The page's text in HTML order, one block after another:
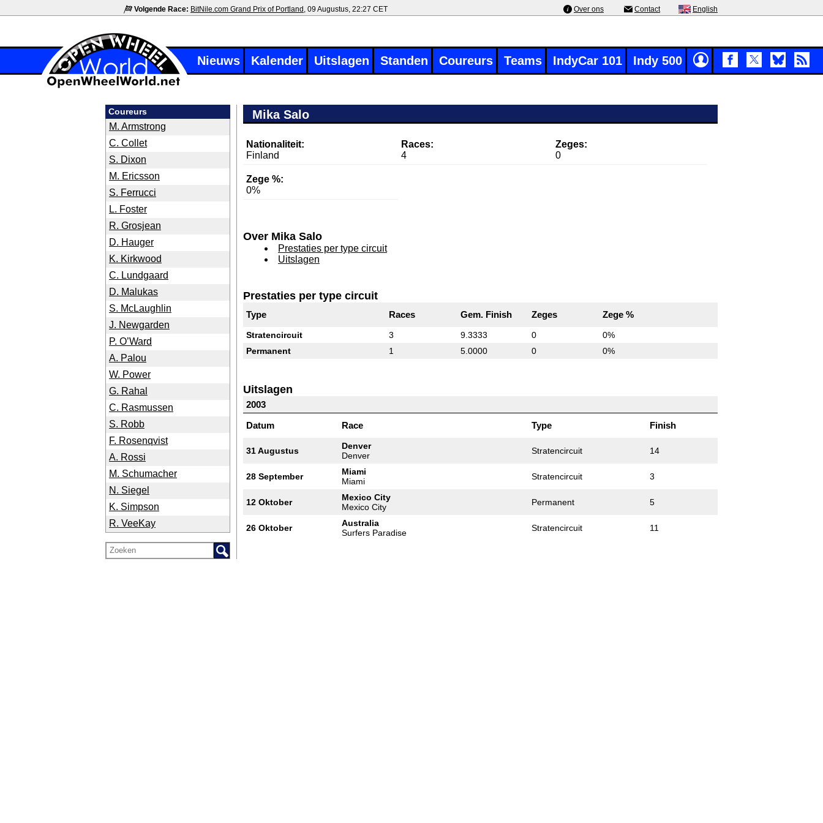
Volgende Race: BitNile.com Grand Prix of Portland , 09 Augustus, 22:27 CET Over ons Contact English
Nieuws Kalender Uitslagen Standen Coureurs Teams IndyCar 101 Indy 500
Coureurs
M. Armstrong
C. Collet
S. Dixon
M. Ericsson
S. Ferrucci
L. Foster
R. Grosjean
D. Hauger
K. Kirkwood
C. Lundgaard
D. Malukas
S. McLaughlin
J. Newgarden
P. O’Ward
A. Palou
W. Power
G. Rahal
C. Rasmussen
S. Robb
F. Rosenqvist
A. Rossi
M. Schumacher
N. Siegel
K. Simpson
R. VeeKay
Mika Salo
Nationaliteit:
Finland
Races:
4
Zeges:
0
Zege %:
0%
Over Mika Salo
Prestaties per type circuit
Uitslagen
Prestaties per type circuit
Type Races Gem. Finish Zeges Zege %
Stratencircuit 3 9.3333 0
0%
Permanent
1 5.0000 0 0%
Uitslagen
2003
Datum
Race Type Finish
31 Augustus
Denver
Denver
Stratencircuit 14
28 September
Miami
Miami
Stratencircuit 3
12 Oktober
Mexico City
Mexico City
Permanent 5
26 Oktober
Australia
Surfers Paradise
Stratencircuit 11